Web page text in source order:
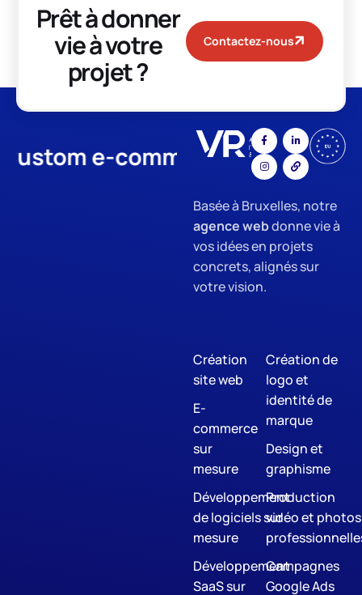
Prêt à donner
vie à votre
projet ?
Contactez-nous
e-commerce App
Basée à Bruxelles, notre
agence webdonne vie à
vos idées en projets
concrets, alignés sur
votre vision.
Création
site web
E-
commerce
sur
mesure
Développement
de logiciels sur
mesure
Développement
SaaS sur
Création de
logo et
identité de
marque
Design et
graphisme
Production
vidéo et photos
Campagnes
Google Ads